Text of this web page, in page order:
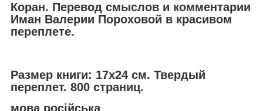
Коран. Перевод смыслов и комментарии
Иман Валерии Пороховой в красивом
переплете.
Размер книги: 17х24 см. Твердый
переплет. 800 страниц.
мова російська